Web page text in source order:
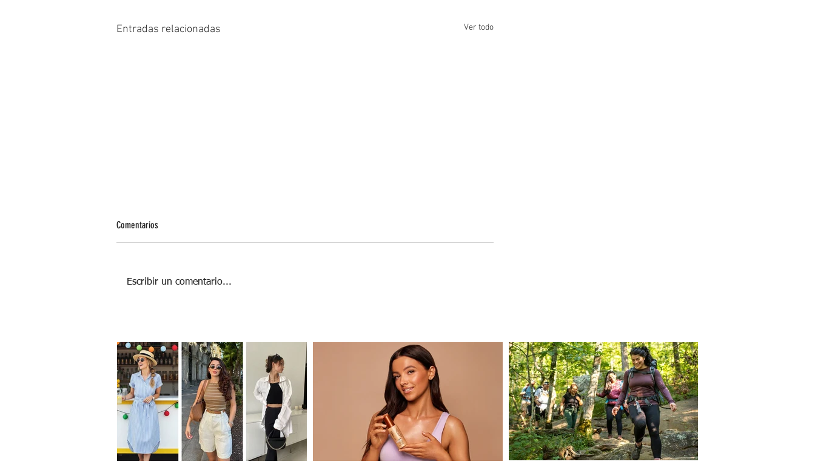
Entradas relacionadas Ver todo
Comentarios
Escribir un comentario...